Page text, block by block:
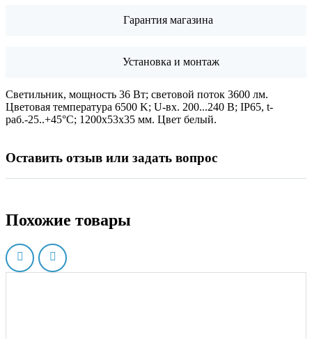
Гарантия магазина
Установка и монтаж
Светильник, мощность 36 Вт; световой поток 3600 лм.
Цветовая температура 6500 K; U-вх. 200...240 В; IP65, t-
раб.-25..+45°C; 1200х53х35 мм. Цвет белый.
Оставить отзыв или задать вопрос
Похожие товары